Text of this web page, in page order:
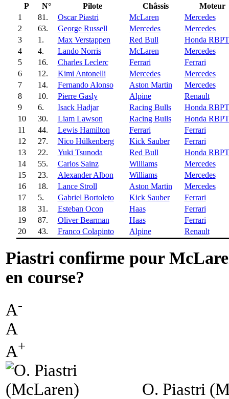
P N° Pilote Châssis
Moteur
1
81. Oscar Piastri McLaren
Mercedes
2
63. George Russell Mercedes
Mercedes
3
1. Max Verstappen Red Bull
Honda RBPT
4
4. Lando Norris McLaren
Mercedes
5
16. Charles Leclerc Ferrari
Ferrari
6
12. Kimi Antonelli Mercedes
Mercedes
7
14. Fernando Alonso Aston Martin
Mercedes
8
10. Pierre Gasly Alpine
Renault
9
6. Isack Hadjar Racing Bulls
Honda RBPT
10
30. Liam Lawson Racing Bulls
Honda RBPT
11
44. Lewis Hamilton Ferrari
Ferrari
12
27. Nico Hülkenberg Kick Sauber
Ferrari
13
22. Yuki Tsunoda Red Bull
Honda RBPT
14
55. Carlos Sainz Williams
Mercedes
15
23. Alexander Albon Williams
Mercedes
16
18. Lance Stroll Aston Martin
Mercedes
17
5. Gabriel Bortoleto Kick Sauber
Ferrari
18
31. Esteban Ocon Haas
Ferrari
19
87. Oliver Bearman Haas
Ferrari
20
43. Franco Colapinto Alpine Renault
Piastri confirme pour
en course?
A-
A
A+
O. Piastri